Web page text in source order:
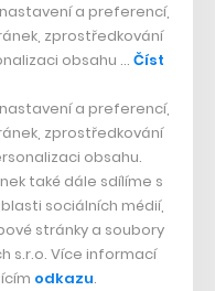
bude stačit. Značná
v podobě
a je otázka, zda na
skutečně přejdou,
se minimálně
Do funkčně významně
něm pracuje přímo
a preferencí,
zprostředkování
obsahu … Číst
a preferencí,
zprostředkování
obsahu.
také dále sdílíme s
sociálních médií,
stránky a soubory
s.r.o. Více informací
odkazu.